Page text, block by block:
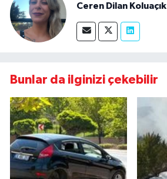
Ceren Dilan Koluaçık
Bunlar da ilginizi çekebilir